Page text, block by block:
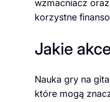
wzmacniacz
korzystne
Jakie
Nauka gry na
które mogą